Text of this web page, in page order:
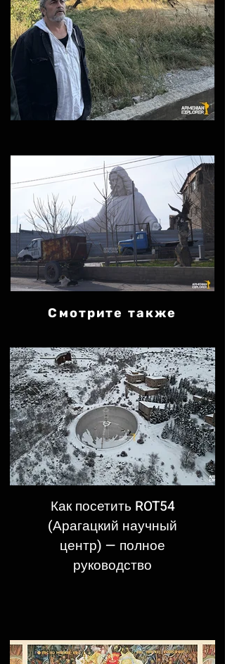
Смотрите также
Как посетить ROT54
(Арагацкий научный
центр) — полное
руководство